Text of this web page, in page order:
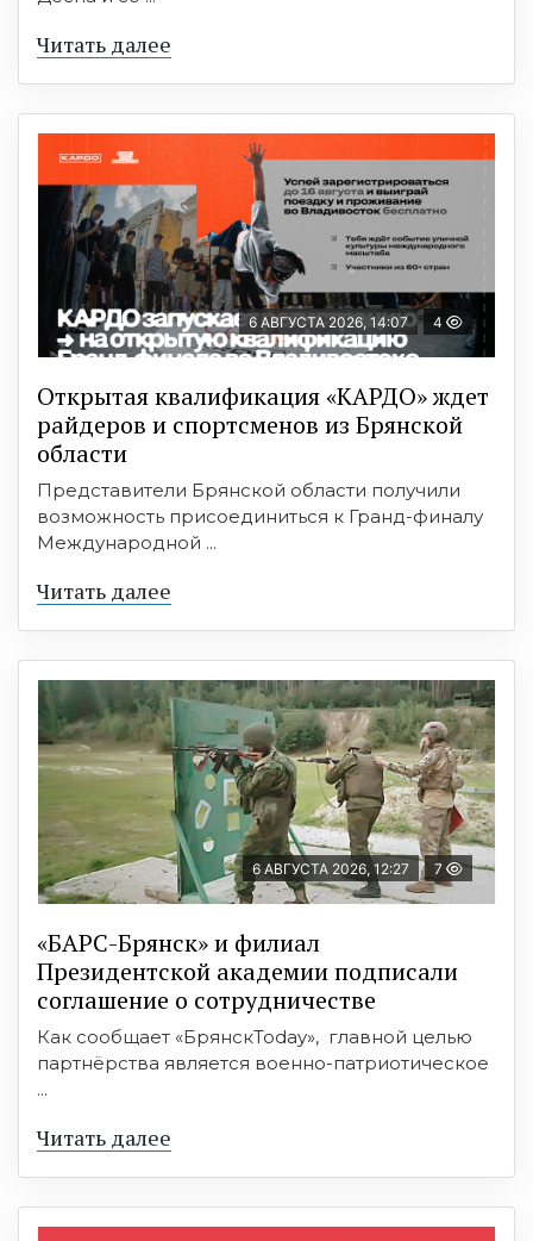
Читать далее
6 АВГУСТА 2026, 14:07 4
Открытая квалификация «КАРДО» ждет
райдеров и спортсменов из Брянской
области
Представители Брянской области получили
возможность присоединиться к Гранд-финалу
Международной ...
Читать далее
6 АВГУСТА 2026, 12:27 7
«БАРС-Брянск» и филиал
Президентской академии подписали
соглашение о сотрудничестве
Как сообщает «БрянскToday», главной целью
партнёрства является военно-патриотическое
...
Читать далее